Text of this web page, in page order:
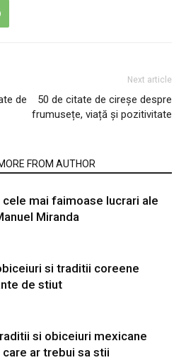
de
Next article
50 de citate de cireșe despre
frumusețe, viață și pozitivitate
FROM AUTHOR
cele mai faimoase lucrari ale
Miranda
si traditii coreene
de stiut
si obiceiuri mexicane
ar trebui sa stii